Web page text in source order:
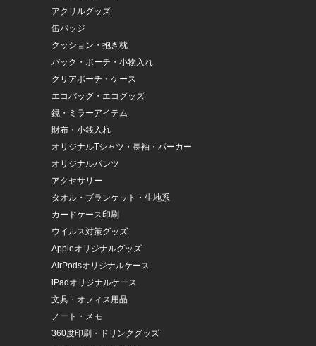
アクリルグッズ
缶バッジ
クッション・抱き枕
バック・ポーチ・小物入れ
クリアポーチ・ケース
エコバッグ・エコグッズ
鏡・ミラーアイテム
財布・小銭入れ
オリジナルTシャツ・長袖・パーカー
オリジナルパンツ
アクセサリー
タオル・ブランケット・生地系
カードケース印刷
ウイルス対策グッズ
Appleオリジナルグッズ
AirPodsオリジナルケース
iPadオリジナルケース
文具・オフィス用品
ノート・メモ
360度印刷・ドリンクグッズ